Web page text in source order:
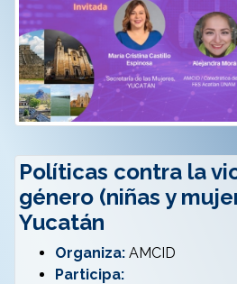
Políticas contra la
género (niñas y
Yucatán
Organiza: AMCID
Participa: